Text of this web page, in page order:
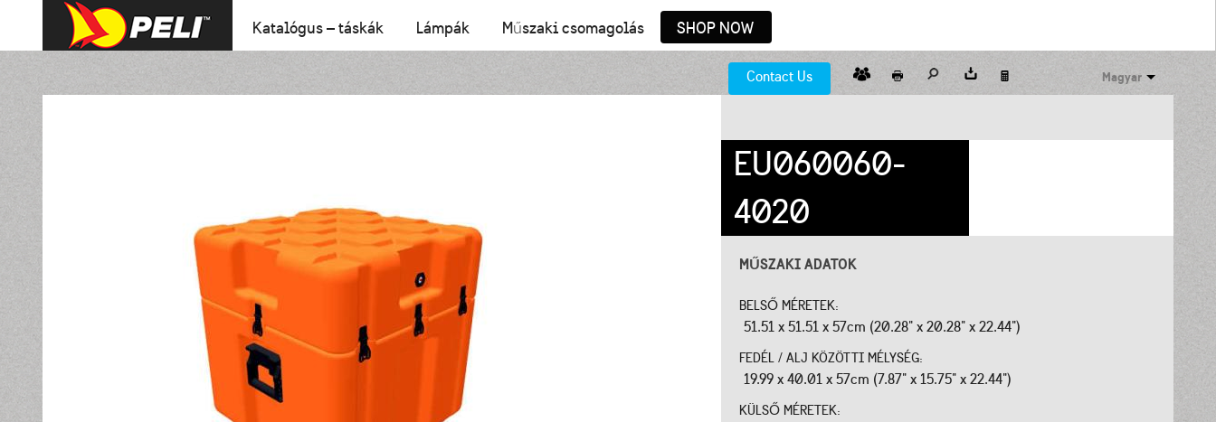
Katalógus – táskák Lámpák Műszaki csomagolás SHOP NOW
Contact Us Magyar
EU060060-
4020
MŰSZAKI ADATOK
BELSŐ MÉRETEK:
51.51 x 51.51 x 57cm (20.28" x 20.28" x 22.44")
FEDÉL / ALJ KÖZÖTTI MÉLYSÉG:
19.99 x 40.01 x 57cm (7.87" x 15.75" x 22.44")
KÜLSŐ MÉRETEK: